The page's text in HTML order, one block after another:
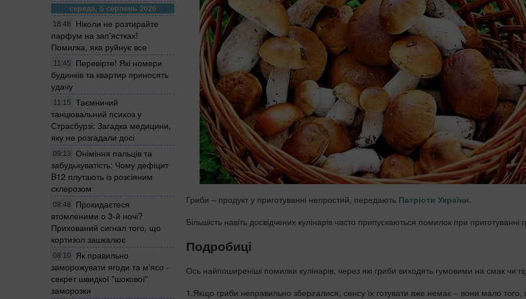
середа, 5 серпень 2026
18:48
Ніколи не розтирайте
парфум на зап'ястках!
Помилка, яка руйнує все
11:45
Перевірте! Які номери
будинків та квартир приносять
удачу
11:15
Таємничий
танцювальний психоз у
Страсбурзі: Загадка медицини,
яку не розгадали досі
09:13
Оніміння пальців та
забудькуватість: Чому дефіцит
B12 плутають із розсіяним
склерозом
08:48
Прокидаєтеся
втомленими о 3-й ночі?
Прихований сигнал того, що
кортизол зашкалює
08:10
Як правильно
заморожувати ягоди та м'ясо -
секрет швидкої "шокової"
заморозки
Гриби – продукт у приготуванні непростий, передають Патріоти України.
Більшість навіть досвідчених кулінарів часто припускаються помилок при приготуванні
Подробиці
Ось найпоширеніші помилки кулінарів, через які гриби виходять гумовими на смак чи
1.Якщо гриби неправильно зберігалися, сенсу їх готувати вже немає – вони мало